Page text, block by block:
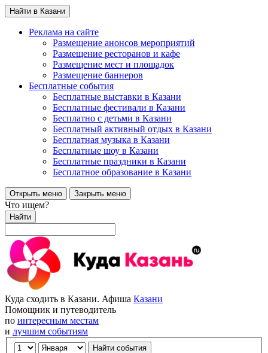
Найти в Казани
Реклама на сайте
Размещение анонсов мероприятий
Размещение ресторанов и кафе
Размещение мест и площадок
Размещение баннеров
Бесплатные события
Бесплатные выставки в Казани
Бесплатные фестивали в Казани
Бесплатно с детьми в Казани
Бесплатный активный отдых в Казани
Бесплатная музыка в Казани
Бесплатные шоу в Казани
Бесплатные праздники в Казани
Бесплатное образование в Казани
Открыть меню Закрыть меню
Что ищем?
Найти
Куда сходить в Казани. Афиша Казани
Помощник и путеводитель
по интересным местам
и лучшим событиям